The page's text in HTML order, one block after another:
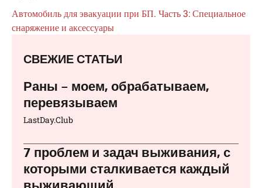
Автомобиль для эвакуации при БП. Часть 3: Специальное
снаряжение и аксессуары
СВЕЖИЕ СТАТЬИ
Раны – моем, обрабатываем,
перевязываем⁠⁠
LastDay.Club
7 проблем и задач выживания, с
которыми сталкивается каждый